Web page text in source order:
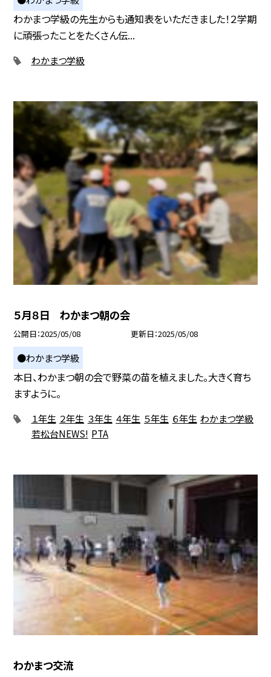
わかまつ学級の先生からも通知表をいただきました！２学期
に頑張ったことをたくさん伝...
わかまつ学級
５月８日 わかまつ朝の会
公開日 2025/05/08 更新日 2025/05/08
●わかまつ学級
本日、わかまつ朝の会で野菜の苗を植えました。大きく育ち
ますように。
１年生 ２年生 ３年生 ４年生 ５年生 ６年生 わかまつ学級
若松台NEWS! PTA
わかまつ交流